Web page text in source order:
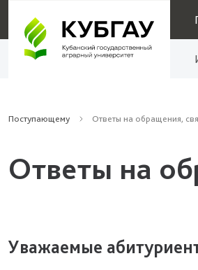
Поступающему Ответы на обращения,
Ответы на
Уважаемые